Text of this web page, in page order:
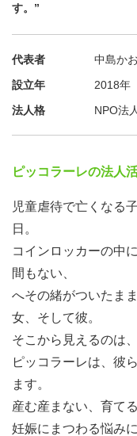
す。”
代表者
中島か
設立年
2018年
法人格
NPO法人
ピッコラーレの法人
児童虐待で亡くなる
日。
コインロッカーの中
間もない、
へその緒がついたま
女、そして彼。
そこから見えるのは
ピッコラーレは、彼
ます。
産む産まない、育て
妊娠にまつわる悩み